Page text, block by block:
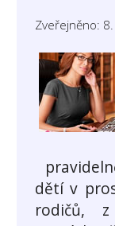
Zveřejněno:
dětí v
rodičů,